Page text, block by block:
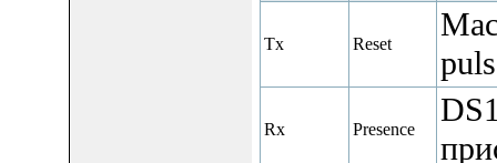
Tx Reset
Rx Presence